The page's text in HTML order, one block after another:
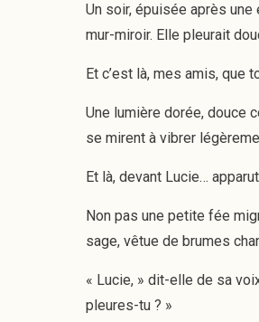
Un soir, épuisée après
mur-miroir. Elle pleurait
Et c’est là, mes amis, que
Une lumière dorée, douce
se mirent à vibrer
Et là, devant Lucie…
Non pas une petite fée
sage, vêtue de brumes
« Lucie, » dit-elle de sa
pleures-tu ? »